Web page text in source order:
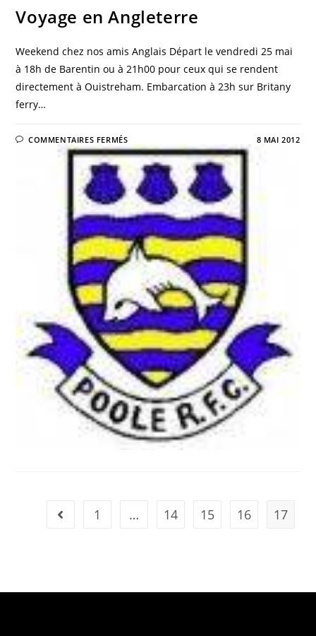
Voyage en Angleterre
Weekend chez nos amis Anglais Départ le vendredi 25 mai
à 18h de Barentin ou à 21h00 pour ceux qui se rendent
directement à Ouistreham. Embarcation à 23h sur Britany
ferry…
COMMENTAIRES FERMÉS 8 MAI 2012
1 … 14 15 16 17